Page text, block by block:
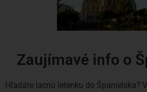
Zaujímavé info o
Hľadáte lacnú letenku do Španielska?